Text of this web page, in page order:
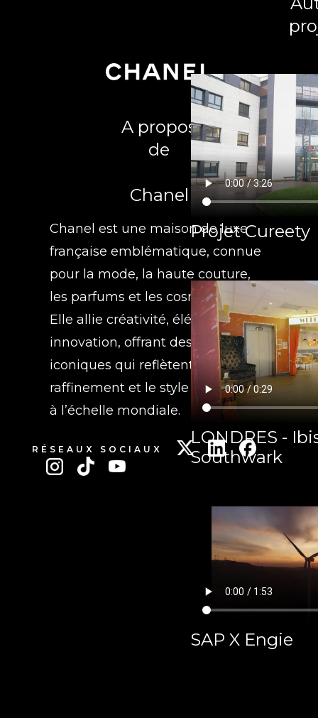
A propos
de
Chanel
Chanel est une maison de luxe
française emblématique, connue
pour la mode, la haute couture,
les parfums et les cosmétiques.
Elle allie créativité, élégance et
innovation, offrant des produits
iconiques qui reflètent le
raffinement et le style intemporel
à l’échelle mondiale.
RÉSEAUX SOCIAUX
Projet Cureety
LONDRES -
Southwark
SAP X Engie